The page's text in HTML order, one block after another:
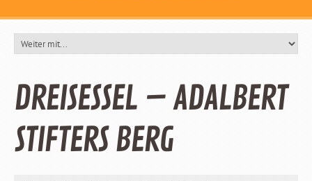
DREISESSEL – ADALBERT
STIFTERS BERG